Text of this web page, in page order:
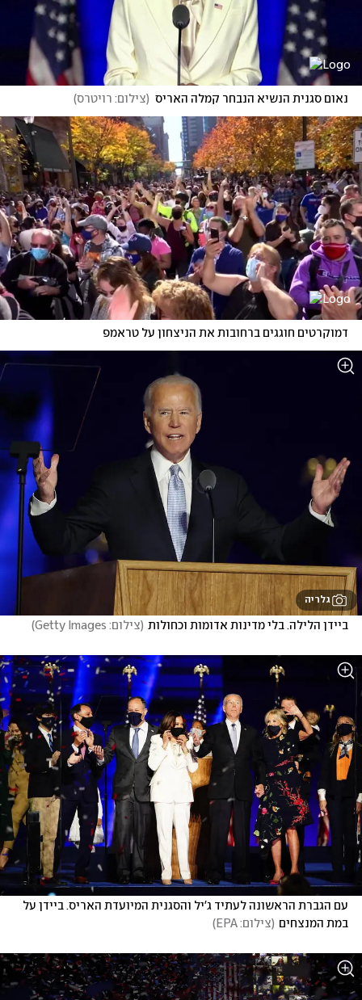
נאום סגנית הנשיא הנבחר קמלה האריס (צילום: רויטרס)
דמוקרטים חוגגים ברחובות את הניצחון על טראמפ
גלריה
ביידן הלילה. בלי מדינות אדומות וכחולות (צילום: Getty Images )
במת המנצחים (צילום: EPA )